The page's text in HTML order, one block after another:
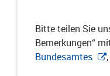
Bitte teilen Sie
Bemerkungen“
Bundesamtes